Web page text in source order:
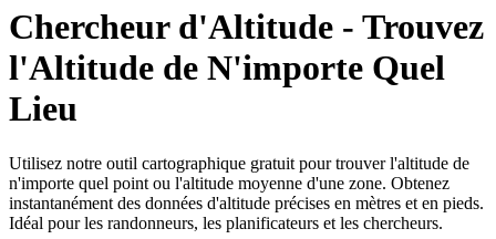
Chercheur d'Altitude - Trouvez
l'Altitude de N'importe Quel
Lieu
Utilisez notre outil cartographique gratuit pour trouver l'altitude de
n'importe quel point ou l'altitude moyenne d'une zone. Obtenez
instantanément des données d'altitude précises en mètres et en pieds.
Idéal pour les randonneurs, les planificateurs et les chercheurs.